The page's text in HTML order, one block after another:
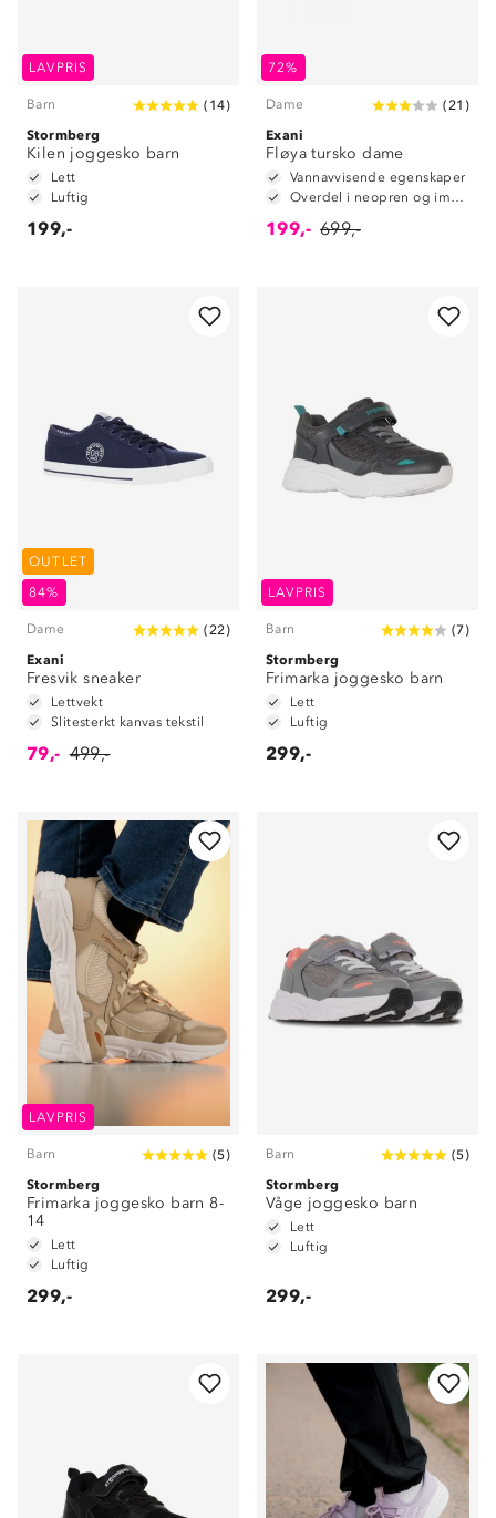
LAVPRIS
Barn ( 14)
Stormberg
Kilen joggesko barn
Lett
Luftig
199,-
72%
Dame (21 )
Exani
Fløya tursko dame
Vannavvisende egenskaper
Overdel i neopren og immitert skinn
199,- 699,-
OUTLET
84%
Dame (22)
Exani
Fresvik sneaker
Lettvekt
Slitesterkt kanvas tekstil
79,- 499,-
LAVPRIS
Barn (7)
Stormberg
Frimarka joggesko barn
Lett
Luftig
299,-
LAVPRIS
Barn (5)
Stormberg
Frimarka joggesko barn 8-
14
Lett
Luftig
299,-
Barn (5)
Stormberg
Våge joggesko barn
Lett
Luftig
299,-